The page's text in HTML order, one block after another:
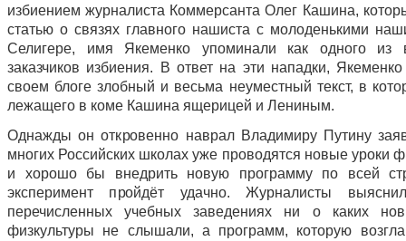
избиением журналиста Коммерсанта Олег Кашина,
статью о связях главного нашиста с молоденькими
Селигере, имя Якеменко упоминали как одного из
заказчиков избиения. В ответ на эти нападки,
своем блоге злобный и весьма неуместный текст, в
лежащего в коме Кашина ящерицей и Лениным.
Однажды он откровенно наврал Владимиру Путину
многих Российских школах уже проводятся новые уроки
и хорошо бы внедрить новую программу по всей
эксперимент пройдёт удачно. Журналисты
перечисленных учебных заведениях ни о каких
физкультуры не слышали, а программ, которую